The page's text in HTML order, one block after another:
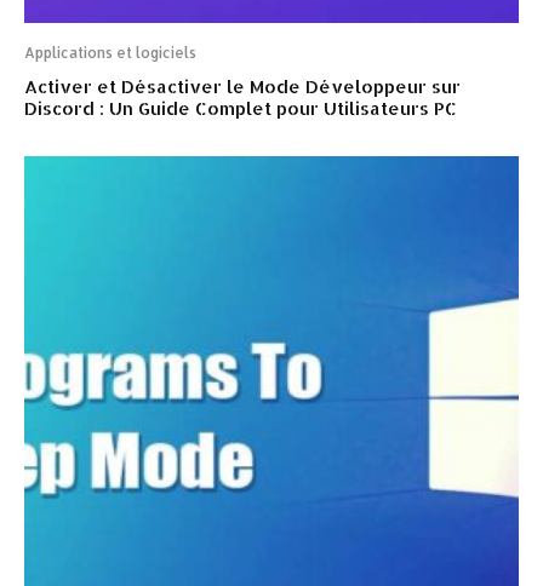
Applications et logiciels
Activer et Désactiver le Mode Développeur sur
Discord : Un Guide Complet pour Utilisateurs PC